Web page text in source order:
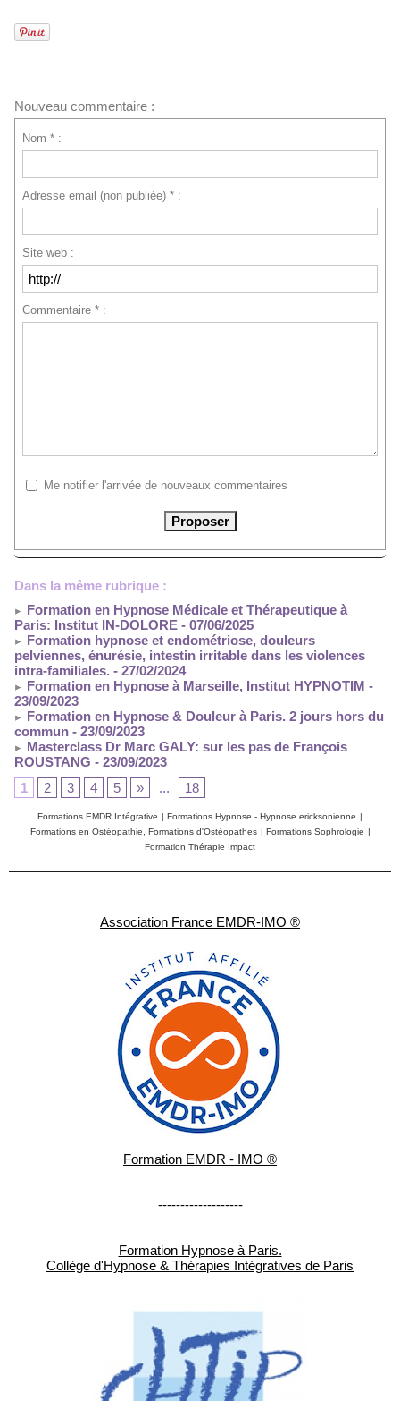
Association France EMDR-IMO ®
Formation EMDR - IMO ®
-------------------
Formation Hypnose à Paris.
Collège d'Hypnose & Thérapies Intégratives de Paris
Nouveau commentaire :
Nom * :
Adresse email (non publiée) * :
Site web :
Commentaire * :
Me notifier l'arrivée de nouveaux commentaires
Dans la même rubrique :
Formation en Hypnose Médicale et Thérapeutique à
Paris: Institut IN-DOLORE - 07/06/2025
Formation hypnose et endométriose, douleurs
pelviennes, énurésie, intestin irritable dans les violences
intra-familiales. - 27/02/2024
Formation en Hypnose à Marseille, Institut HYPNOTIM -
23/09/2023
Formation en Hypnose & Douleur à Paris. 2 jours hors du
commun - 23/09/2023
Masterclass Dr Marc GALY: sur les pas de François
ROUSTANG - 23/09/2023
1
2 3 4 5 » ... 18
Formations EMDR Intégrative | Formations Hypnose - Hypnose ericksonienne |
Formations en Ostéopathie, Formations d'Ostéopathes | Formations Sophrologie |
Formation Thérapie Impact